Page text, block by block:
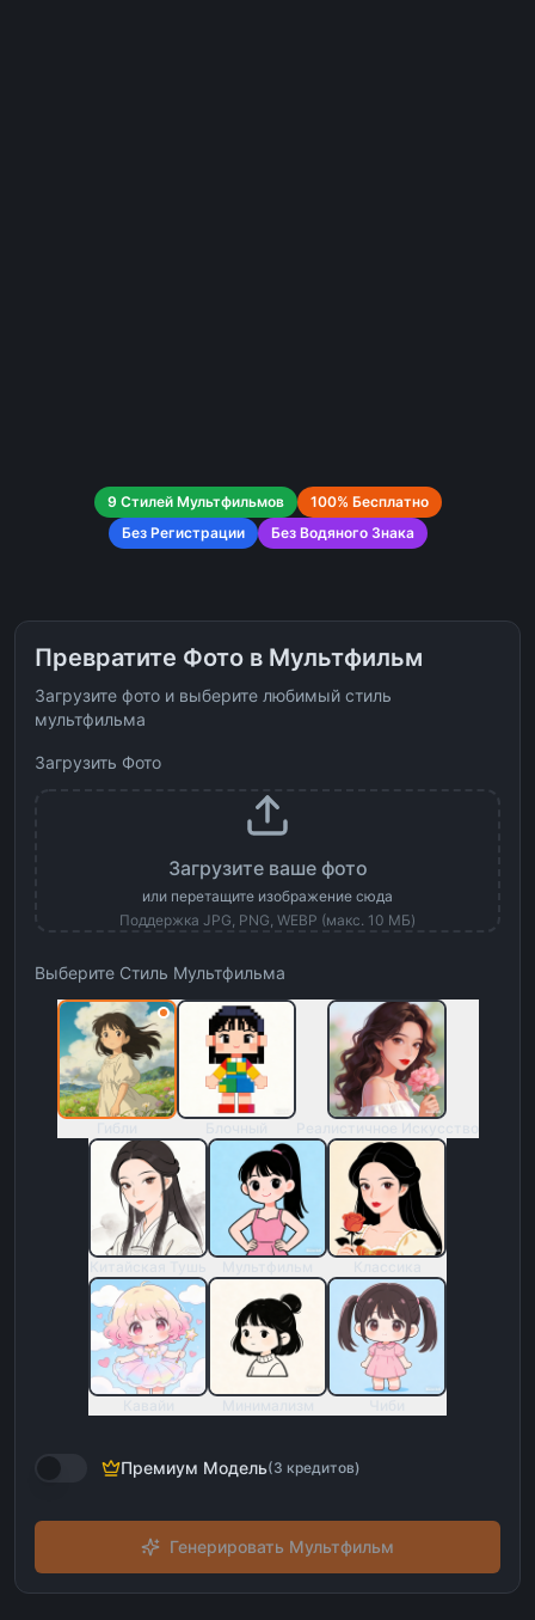
9 Стилей Мультфильмов
100% Бесплатно
Без Регистрации
Без Водяного Знака
Превратите Фото в Мультфильм
Загрузите фото и выберите любимый стиль
мультфильма
Загрузить Фото
Загрузите ваше фото
или перетащите изображение сюда
Поддержка JPG, PNG, WEBP (макс. 10 МБ)
Выберите Стиль Мультфильма
Премиум Модель(3 кредитов)
Генерировать Мультфильм